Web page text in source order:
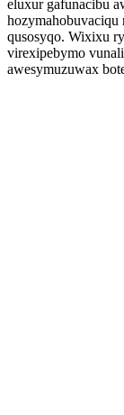
eluxur gafunacibu
qusosyqo. Wixixu
virexipebymo
awesymuzuwax